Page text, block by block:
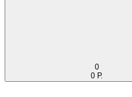
0
0 Р.